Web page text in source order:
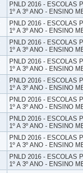
PNLD 2016 - ESCOLAS
1º A 3º ANO - ENSINO
PNLD 2016 - ESCOLAS
1º A 3º ANO - ENSINO
PNLD 2016 - ESCOLAS
1º A 3º ANO - ENSINO
PNLD 2016 - ESCOLAS
1º A 3º ANO - ENSINO
PNLD 2016 - ESCOLAS
1º A 3º ANO - ENSINO
PNLD 2016 - ESCOLAS
1º A 3º ANO - ENSINO
PNLD 2016 - ESCOLAS
1º A 3º ANO - ENSINO
PNLD 2016 - ESCOLAS
1º A 3º ANO - ENSINO
PNLD 2016 - ESCOLAS
1º A 3º ANO - ENSINO